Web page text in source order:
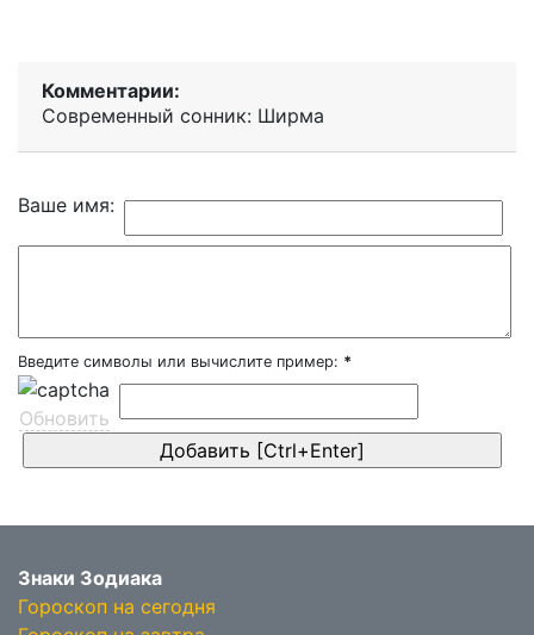
Комментарии:
Современный сонник: Ширма
Ваше имя:
Введите символы или вычислите пример: *
Обновить
Знаки Зодиака
Гороскоп на сегодня